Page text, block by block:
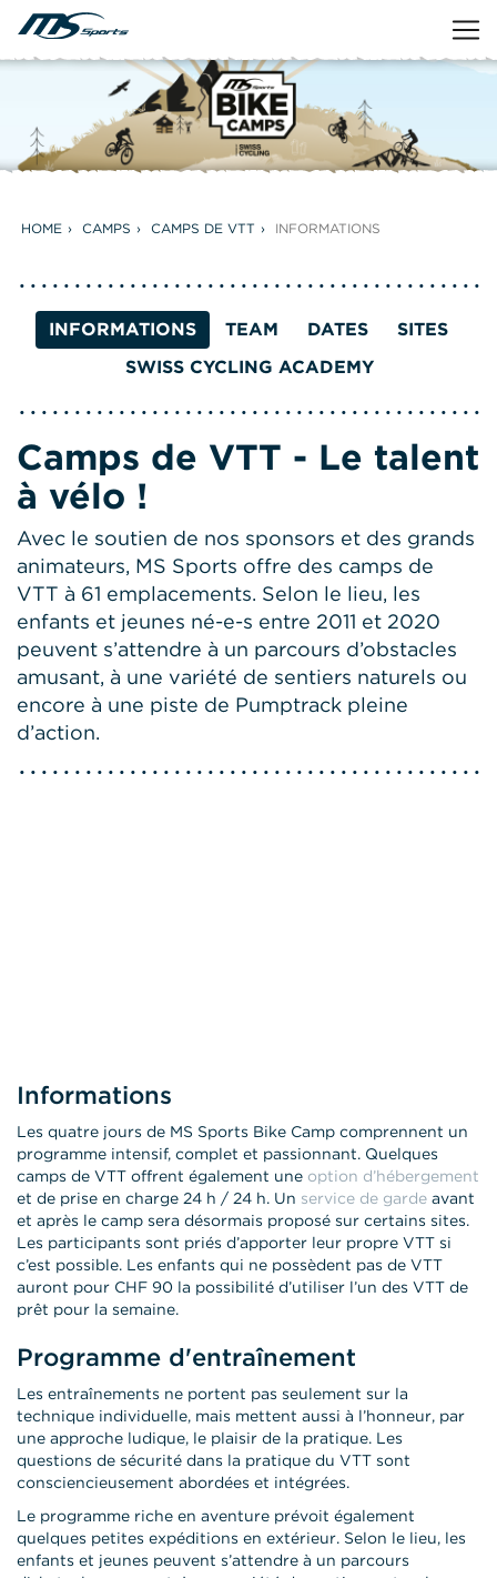
HOME CAMPS CAMPS DE VTT INFORMATIONS
INFORMATIONS TEAM DATES
SITES
SWISS CYCLING ACADEMY
Camps de VTT - Le talent
à vélo !
Avec le soutien de nos sponsors et des grands
animateurs, MS Sports offre des camps de
VTT à 61 emplacements. Selon le lieu, les
enfants et jeunes né-e-s entre 2011 et 2020
peuvent s’attendre à un parcours d’obstacles
amusant, à une variété de sentiers naturels ou
encore à une piste de Pumptrack pleine
d’action.
Informations
Les quatre jours de MS Sports Bike Camp comprennent un
programme intensif, complet et passionnant. Quelques
camps de VTT offrent également une option d’hébergement
et de prise en charge 24 h / 24 h. Un service de garde avant
et après le camp sera désormais proposé sur certains sites.
Les participants sont priés d’apporter leur propre VTT si
c’est possible. Les enfants qui ne possèdent pas de VTT
auront pour CHF 90 la possibilité d’utiliser l’un des VTT de
prêt pour la semaine.
Programme d'entraînement
Les entraînements ne portent pas seulement sur la
technique individuelle, mais mettent aussi à l’honneur, par
une approche ludique, le plaisir de la pratique. Les
questions de sécurité dans la pratique du VTT sont
consciencieusement abordées et intégrées.
Le programme riche en aventure prévoit également
quelques petites expéditions en extérieur. Selon le lieu, les
enfants et jeunes peuvent s’attendre à un parcours